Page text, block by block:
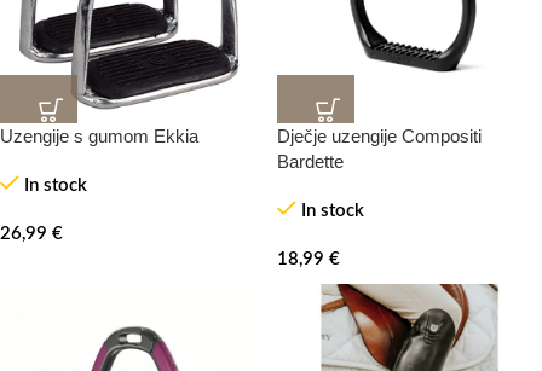
Uzengije s gumom Ekkia
In stock
26,99 €
Dječje uzengije Compositi
Bardette
In stock
18,99 €